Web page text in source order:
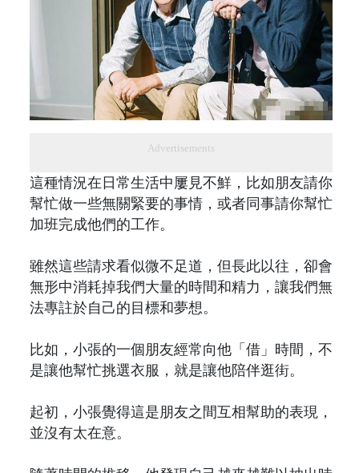
Advertisements
這種情況在日常生活中屢見不鮮，比如朋友請你
幫忙做一些無關緊要的事情，或者同事請你幫忙
加班完成他們的工作。
雖然這些請求看似微不足道，但長此以往，卻會
無形中消耗掉我們大量的時間和精力，讓我們無
法專註於自己的目標和夢想。
比如，小張的一個朋友經常向他「借」時間，不
是讓他幫忙挑選衣服，就是讓他陪伴逛街。
起初，小張覺得這是朋友之間互相幫助的表現，
並沒有太在意。